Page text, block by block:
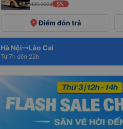
+8 420.000đ 5%
placeĐiểm đón trả
Hà Nội Lào Cai
Từ 7h đến 22h